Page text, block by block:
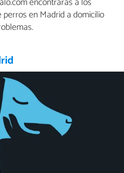
en Madrid a domicilio